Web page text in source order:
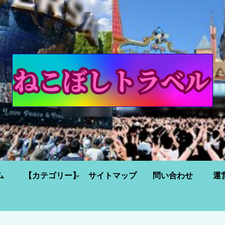
【カテゴリー】 サイトマップ 問い合わせ 運